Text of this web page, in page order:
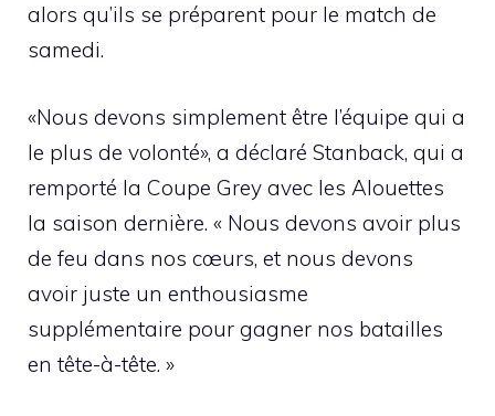
alors qu’ils se préparent pour le match de
samedi.
«Nous devons simplement être l’équipe qui a
le plus de volonté», a déclaré Stanback, qui a
remporté la Coupe Grey avec les Alouettes
la saison dernière. « Nous devons avoir plus
de feu dans nos cœurs, et nous devons
avoir juste un enthousiasme
supplémentaire pour gagner nos batailles
en tête-à-tête. »